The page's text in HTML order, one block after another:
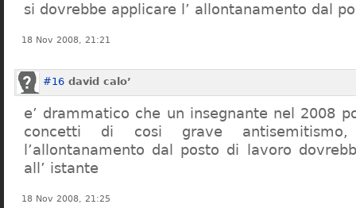
si dovrebbe applicare l’ allontanamento dal
18 Nov 2008, 21:21
#16 david calo’
e’ drammatico che un insegnante nel 2008
concetti di cosi grave
l’allontanamento dal posto di lavoro
all’ istante
18 Nov 2008, 21:25